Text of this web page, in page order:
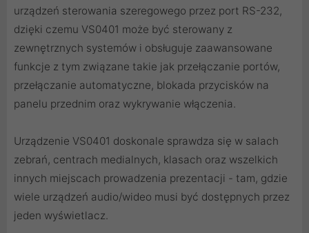
urządzeń sterowania szeregowego przez port RS-232,
dzięki czemu VS0401 może być sterowany z
zewnętrznych systemów i obsługuje zaawansowane
funkcje z tym związane takie jak przełączanie portów,
przełączanie automatyczne, blokada przycisków na
panelu przednim oraz wykrywanie włączenia.
Urządzenie VS0401 doskonale sprawdza się w salach
zebrań, centrach medialnych, klasach oraz wszelkich
innych miejscach prowadzenia prezentacji - tam, gdzie
wiele urządzeń audio/wideo musi być dostępnych przez
jeden wyświetlacz.